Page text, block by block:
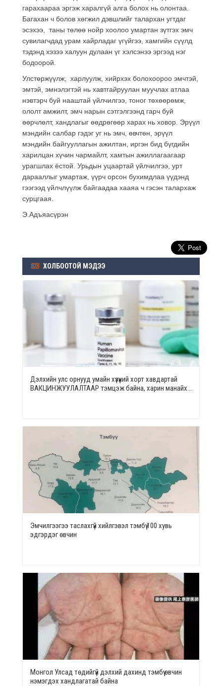
гарахаараа эргэж харалгүй алга болох нь олонтаа.
Багахан ч болов хөгжил дэвшлийг талархан угтдаг
эсэхээ, таны төлөө нойр хоолоо умартан зүтгэх эмч
сувилагчдад урам хайрладаг үгүйгээ, хамгийн сүүлд
тэдэнд хэзээ халуун дулаан үг хэлсэнээ эргээд нэг
бодоорой.
Улстөржүүлж, харлуулж, хийрхэх болохоороо эмчтэй,
эмтэй, эмнэлэгтэй нь хавтгайруулан муучлах атлаа
нэвтэрч буй нааштай үйлчилгээ, тоног төхөөрөмж,
ололт амжилт, эмч нарын сэтгэлгээнд гарч буй
өөрчлөлт, хандлагыг өөдрөгөөр харах нь ховор. Эрүүл
мэндийн салбар гэдэг уг нь эмч, өвчтөн, эрүүл
мэндийн байгууллагын ажилтан, иргэн бид бүгдийн
харилцан хүчин чармайлт, хамтын ажиллагаагаар
урагшлах ёстой. Урьдын уцаартай үйлчилгээ, урт
дарааллыг умартаж, үүрч орсон бухимдлаа үүдэнд
гээгээд үйлчлүүлж байгаадаа хааяа ч гэсэн талархаж
сурцгаая.
Э.Адъяасүрэн
ХОЛБООТОЙ МЭДЭЭ
Дэлхийн улс орнууд умайн хүзүүний хорт хавдартай
ВАКЦИНЖУУЛАЛТААР тэмцэж байна, харин манайх…
Эмчилгээгээ таслахгүй хийлгэвэл тэмбүү 100 хувь
эдгэрдэг өвчин
Монгол Улсад төдийгүй дэлхий дахинд тэмбүү өвчин
нэмэгдэх хандлагатай байна